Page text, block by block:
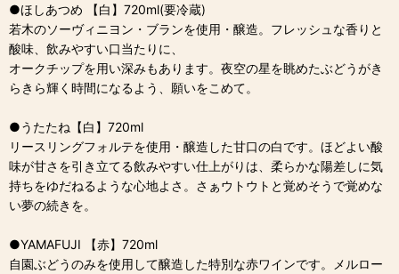
●ほしあつめ 【白】720ml(要冷蔵)
若木のソーヴィニヨン・ブランを使用・醸造。フレッシュな香りと
酸味、飲みやすい口当たりに、
オークチップを用い深みもあります。夜空の星を眺めたぶどうがき
らきら輝く時間になるよう、願いをこめて。
●うたたね【白】720ml
リースリングフォルテを使用・醸造した甘口の白です。ほどよい酸
味が甘さを引き立てる飲みやすい仕上がりは、柔らかな陽差しに気
持ちをゆだねるような心地よさ。さぁウトウトと覚めそうで覚めな
い夢の続きを。
●YAMAFUJI 【赤】720ml
自園ぶどうのみを使用して醸造した特別な赤ワインです。メルロー